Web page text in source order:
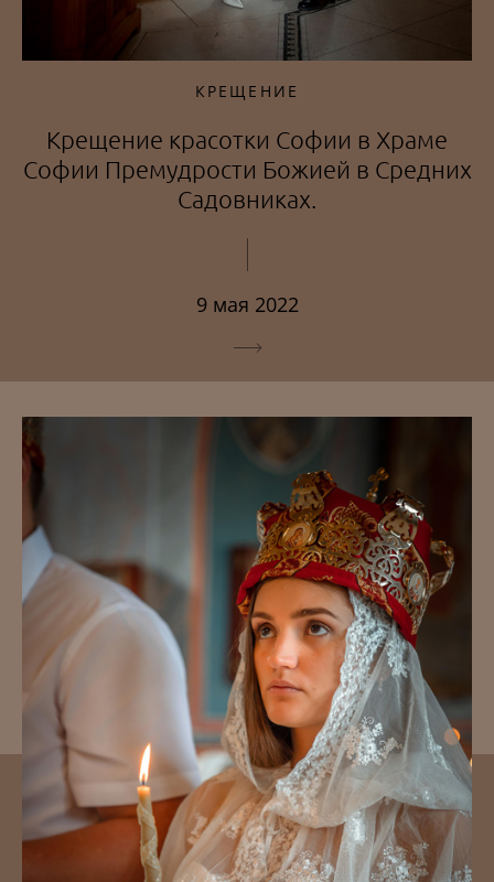
КРЕЩЕНИЕ
Крещение красотки Софии в Храме
Софии Премудрости Божией в Средних
Садовниках.
9 мая 2022